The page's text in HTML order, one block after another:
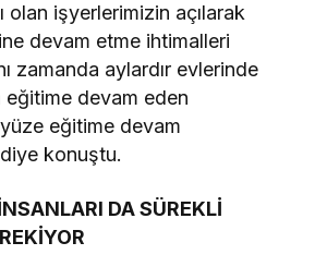
olan işyerlerimizin açılarak
devam etme ihtimalleri
zamanda aylardır evlerinde
eğitime devam eden
eğitime devam
konuştu.
DA SÜREKLİ